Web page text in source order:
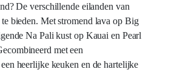
De verschillende eilanden van
bieden. Met stromend lava op Big
Na Pali kust op Kauai en Pearl
met een
heerlijke keuken en de hartelijke